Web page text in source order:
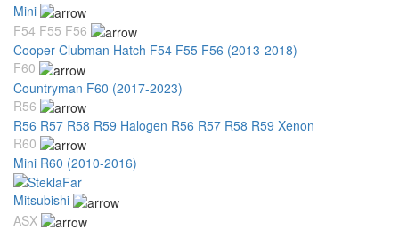
Mini
F54 F55 F56
Cooper Clubman Hatch F54 F55 F56 (2013-2018)
F60
Countryman F60 (2017-2023)
R56
R56 R57 R58 R59 Halogen R56 R57 R58 R59 Xenon
R60
Mini R60 (2010-2016)
Mitsubishi
ASX